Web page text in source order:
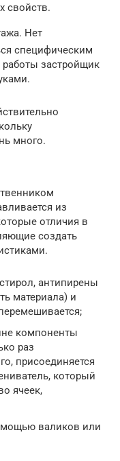
свойств.
Нет
специфическим
работы застройщик
много.
из
отличия в
создать
антипирены
материала) и
компоненты
раз
присоединяется
который
ячеек,
валиков или